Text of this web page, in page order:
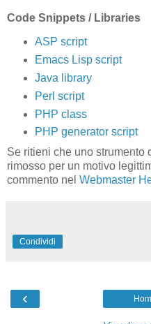
Code Snippets / Libraries
ASP script
Emacs Lisp script
Java library
Perl script
PHP class
PHP generator script
Se ritieni che uno strumento
rimosso per un motivo
commento nel Webmaster
Condividi
‹